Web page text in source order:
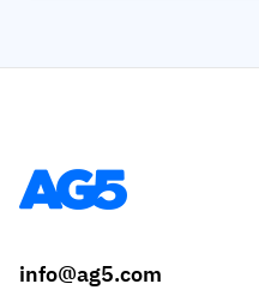
info@ag5.com